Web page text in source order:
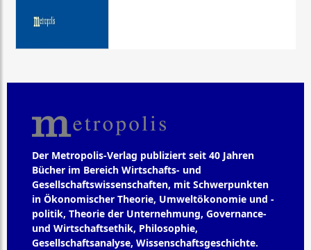
Der Metropolis-Verlag publiziert seit 40 Jahren
Bücher im Bereich Wirtschafts- und
Gesellschaftswissenschaften, mit Schwerpunkten
in Ökonomischer Theorie, Umweltökonomie und -
politik, Theorie der Unternehmung, Governance-
und Wirtschaftsethik, Philosophie,
Gesellschaftsanalyse, Wissenschaftsgeschichte.